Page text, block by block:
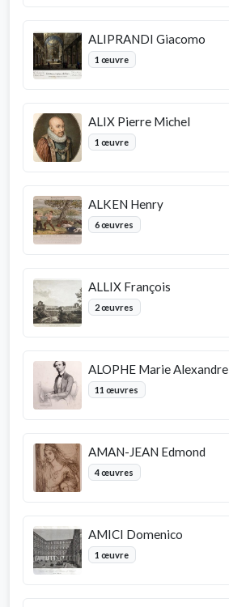
ALIPRANDI Giacomo
1 œuvre
ALIX Pierre Michel
1 œuvre
ALKEN Henry
6 œuvres
ALLIX François
2 œuvres
ALOPHE Marie Alexandre
11 œuvres
AMAN-JEAN Edmond
4 œuvres
AMICI Domenico
1 œuvre